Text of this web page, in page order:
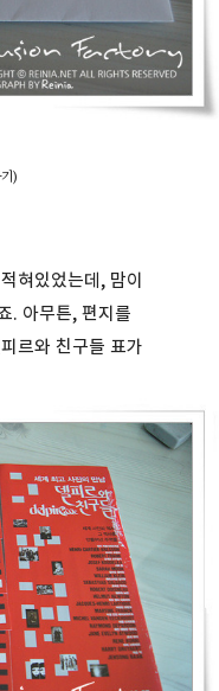
)
혀있었는데, 맘이
. 아무튼, 편지를
르와 친구들 표가